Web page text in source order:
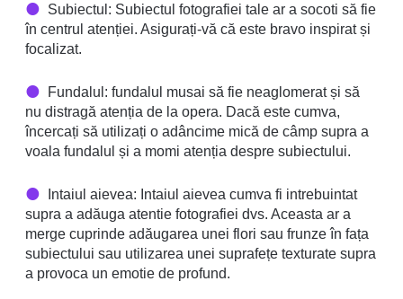
Subiectul: Subiectul fotografiei tale ar a socoti să fie
în centrul atenției. Asigurați-vă că este bravo inspirat și
focalizat.
Fundalul: fundalul musai să fie neaglomerat și să
nu distragă atenția de la opera. Dacă este cumva,
încercați să utilizați o adâncime mică de câmp supra a
voala fundalul și a momi atenția despre subiectului.
Intaiul aievea: Intaiul aievea cumva fi intrebuintat
supra a adăuga atentie fotografiei dvs. Aceasta ar a
merge cuprinde adăugarea unei flori sau frunze în fața
subiectului sau utilizarea unei suprafețe texturate supra
a provoca un emotie de profund.